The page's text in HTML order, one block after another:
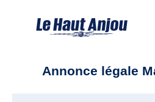
Annonce légale